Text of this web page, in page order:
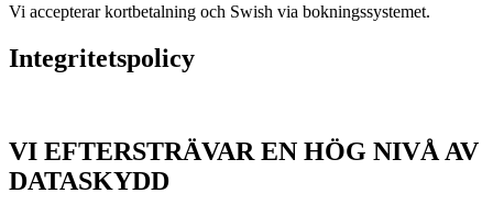
Vi accepterar kortbetalning och Swish via bokningssystemet.
Integritetspolicy
VI EFTERSTRÄVAR EN HÖG NIVÅ AV
DATASKYDD